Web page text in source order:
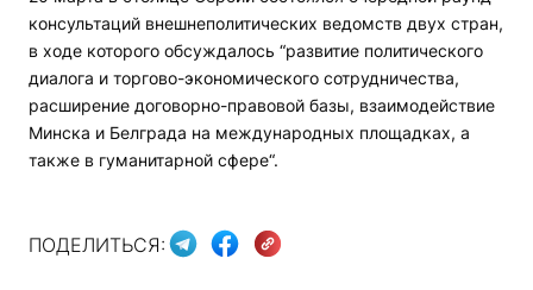
консультаций внешнеполитических ведомств двух стран,
в ходе которого обсуждалось “развитие политического
диалога и торгово-экономического сотрудничества,
расширение договорно-правовой базы, взаимодействие
Минска и Белграда на международных площадках, а
также в гуманитарной сфере“.
ПОДЕЛИТЬСЯ: